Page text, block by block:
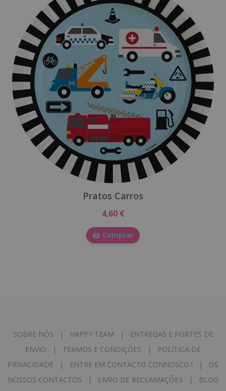
Pratos Carros
4,60 €
Comprar
SOBRE NÓS | HAPPY TEAM |
ENTREGAS E PORTES DE
ENVIO | TERMOS E CONDIÇÕES |
POLÍTICA DE
PRIVACIDADE | ENTRE EM CONTACTO CONNOSCO ! | OS
NOSSOS CONTACTOS | LIVRO DE RECLAMAÇÕES |
BLOG